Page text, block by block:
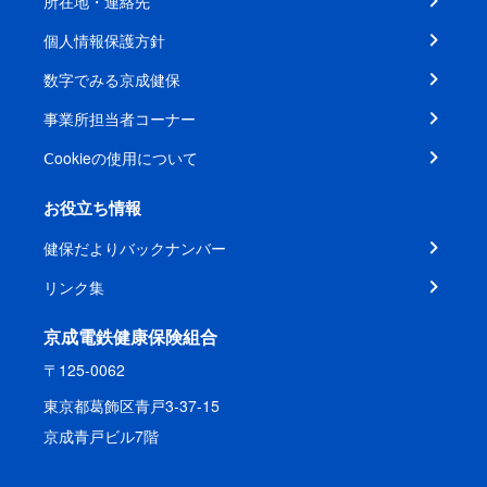
個人情報保護方針
数字でみる京成健保
事業所担当者コーナー
Ⅽookieの使用について
お役立ち情報
健保だよりバックナンバー
リンク集
京成電鉄健康保険組合
〒125-0062
東京都葛飾区青戸3-37-15
京成青戸ビル7階